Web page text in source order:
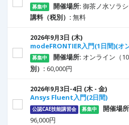
募集中 開催場所: 御茶ノ水ソラシ
講料（税別）: 無料
2026年9月3日 (木)
modeFRONTIER入門(1日間)(オ
募集中 開催場所: オンライン（
別）: 60,000円
2026年9月3日-4日 (木 - 金)
Ansys Fluent入門(2日間)
公認CAE技能講習会 募集中 開催場
96,000円